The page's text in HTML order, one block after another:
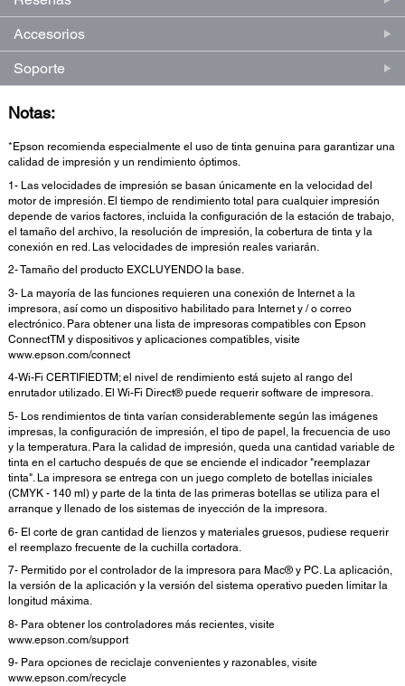
Accesorios
Soporte
Notas:
*Epson recomienda especialmente el uso de tinta genuina para garantizar una
calidad de impresión y un rendimiento óptimos.
1- Las velocidades de impresión se basan únicamente en la velocidad del
motor de impresión. El tiempo de rendimiento total para cualquier impresión
depende de varios factores, incluida la configuración de la estación de trabajo,
el tamaño del archivo, la resolución de impresión, la cobertura de tinta y la
conexión en red. Las velocidades de impresión reales variarán.
2- Tamaño del producto EXCLUYENDO la base.
3- La mayoría de las funciones requieren una conexión de Internet a la
impresora, así como un dispositivo habilitado para Internet y / o correo
electrónico. Para obtener una lista de impresoras compatibles con Epson
ConnectTM y dispositivos y aplicaciones compatibles, visite
www.epson.com/connect
4-Wi-Fi CERTIFIEDTM; el nivel de rendimiento está sujeto al rango del
enrutador utilizado. El Wi-Fi Direct® puede requerir software de impresora.
5- Los rendimientos de tinta varían considerablemente según las imágenes
impresas, la configuración de impresión, el tipo de papel, la frecuencia de uso
y la temperatura. Para la calidad de impresión, queda una cantidad variable de
tinta en el cartucho después de que se enciende el indicador "reemplazar
tinta". La impresora se entrega con un juego completo de botellas iniciales
(CMYK - 140 ml) y parte de la tinta de las primeras botellas se utiliza para el
arranque y llenado de los sistemas de inyección de la impresora.
6- El corte de gran cantidad de lienzos y materiales gruesos, pudiese requerir
el reemplazo frecuente de la cuchilla cortadora.
7- Permitido por el controlador de la impresora para Mac® y PC. La aplicación,
la versión de la aplicación y la versión del sistema operativo pueden limitar la
longitud máxima.
8- Para obtener los controladores más recientes, visite
www.epson.com/support
9- Para opciones de reciclaje convenientes y razonables, visite
www.epson.com/recycle